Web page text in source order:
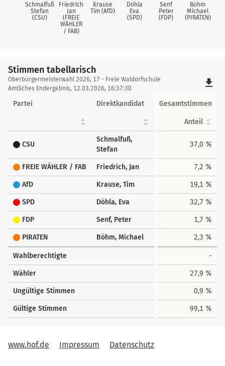
Schmalfuß
Stefan
(CSU)
Friedrich
Jan
(FREIE
WÄHLER
/ FAB)
Krause
Tim (AfD)
Döhla
Eva
(SPD)
Senf
Peter
(FDP)
Böhm
Michael
(PIRATEN)
Stimmen tabellarisch
Stimmen
tabellarisch
Oberbürgermeisterwahl 2026, 17 - Freie Waldorfschule
Amtliches Endergebnis, 12.03.2026, 16:37:30
file_download
Partei Direktkandidat Gesamtstimmen
Anteil
CSU
Schmalfuß,
Stefan
37,0 %
FREIE WÄHLER / FAB Friedrich, Jan 7,2 %
AfD Krause, Tim 19,1 %
SPD Döhla, Eva 32,7 %
FDP Senf, Peter 1,7 %
PIRATEN Böhm, Michael 2,3 %
Wahlberechtigte -
Wähler 27,9 %
Ungültige Stimmen 0,9 %
Gültige Stimmen 99,1 %
www.hof.de Impressum Datenschutz